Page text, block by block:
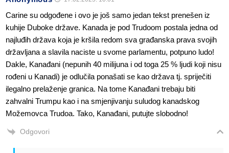
Carine su odgođene i ovo je još samo jedan tekst prenešen iz
kuhije Duboke države. Kanada je pod Trudoom postala jedna od
najluđih država koja je kršila redom sva građanska prava svojih
državljana a slavila naciste u svome parlamentu, potpuno ludo!
Dakle, Kanađani (nepunih 40 milijuna i od toga 25 % ljudi koji nisu
rođeni u Kanadi) je odlučila ponašati se kao država tj. spriječiti
ilegalno prelaženje granica. Na tome Kanađani trebaju biti
zahvalni Trumpu kao i na smjenjivanju suludog kanadskog
Možemovca Trudoa. Tako, Kanađani, putujte slobodno!
Odgovori